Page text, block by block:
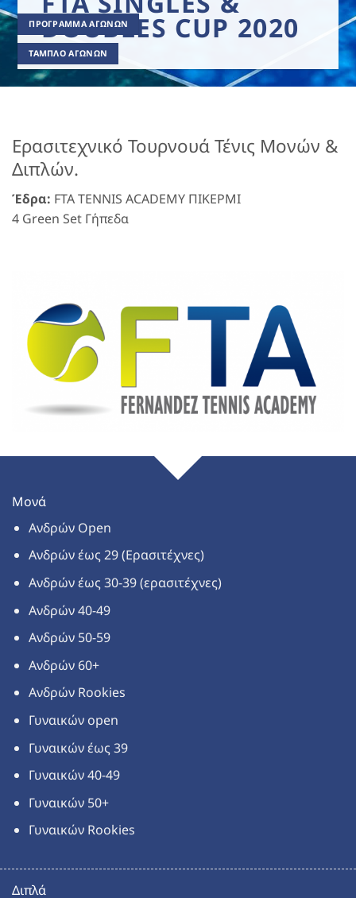
DOUBLES CUP 2020
ΠΡΟΓΡΑΜΜΑ ΑΓΩΝΩΝ
ΤΑΜΠΛΟ ΑΓΩΝΩΝ
Ερασιτεχνικό Τουρνουά Τένις Μονών &
Διπλών.
Έδρα: FTA TENNIS ACADEMY ΠΙΚΕΡΜΙ
4 Green Set Γήπεδα
Μονά
Ανδρών Open
Ανδρών έως 29 (Ερασιτέχνες)
Ανδρών έως 30-39 (ερασιτέχνες)
Ανδρών 40-49
Ανδρών 50-59
Ανδρών 60+
Ανδρών Rookies
Γυναικών open
Γυναικών έως 39
Γυναικών 40-49
Γυναικών 50+
Γυναικών Rookies
Διπλά